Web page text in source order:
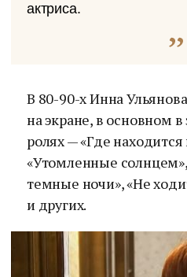
актриса.
В 80-90-х Инна
на экране, в основном
ролях — «Где
«Утомленные
темные ночи», «Не
и других.